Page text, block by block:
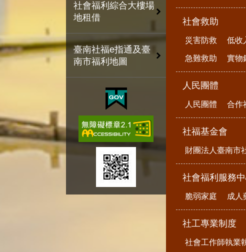
社會福利綜合大樓場
地租借
臺南社福e指通及臺
南市福利地圖
社會救助
災害防救 低收
急難救助 實物
人民團體
人民團體 合作
社福基金會
財團法人臺南市
社會福利服務
脆弱家庭 成人
社工專業制度
社會工作師執業